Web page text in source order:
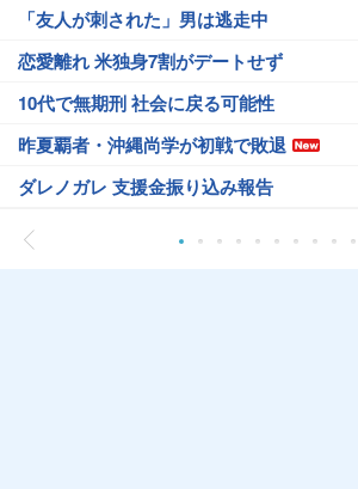
「友人が刺された」男は逃走中
恋愛離れ 米独身7割がデートせず
10代で無期刑 社会に戻る可能性
昨夏覇者・沖縄尚学が初戦で敗退
ダレノガレ 支援金振り込み報告